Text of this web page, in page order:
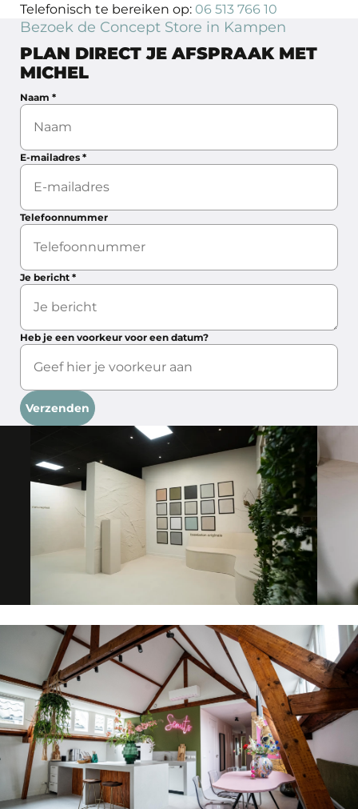
Telefonisch te bereiken op: 06 513 766 10
Bezoek de Concept Store in Kampen
PLAN DIRECT JE AFSPRAAK MET
MICHEL
Naam *
E-mailadres *
Telefoonnummer
Je bericht *
Heb je een voorkeur voor een datum?
Verzenden